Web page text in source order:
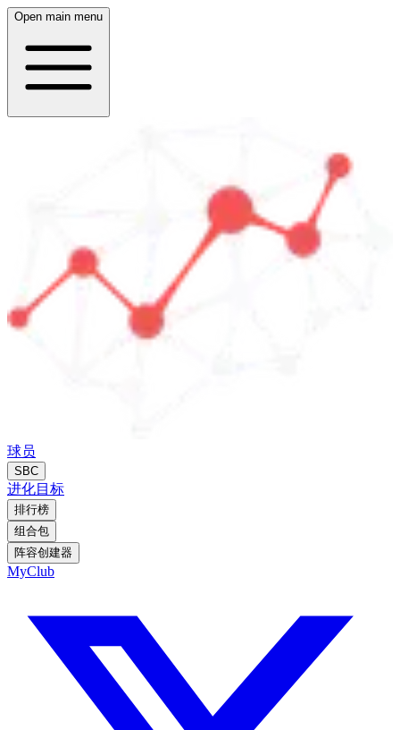
Open main menu
球员
SBC
进化目标
排行榜
组合包
阵容创建器
MyClub